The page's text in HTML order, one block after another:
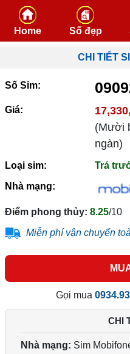
Home Số đẹp
CHI TIẾT
Số Sim:
Giá:
(Mười
ngàn)
Loại sim:
Trả
Nhà mạng:
Điểm phong thủy: 8.25/10
Miễn phí vận chuyển
Gọi mua
CHI
Nhà mạng: Sim